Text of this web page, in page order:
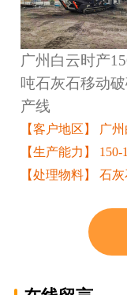
广州白云时产
吨石灰石移动
产线
【客户地区】 广
【生产能力】 150-
【处理物料】 石